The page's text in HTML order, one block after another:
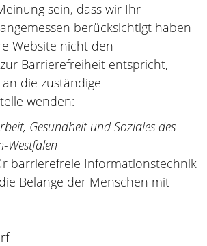
sein, dass wir Ihr
berücksichtigt haben
Website nicht den
Barrierefreiheit entspricht,
die zuständige
wenden:
Gesundheit und Soziales des
Westfalen
barrierefreie Informationstechnik
Belange der Menschen mit